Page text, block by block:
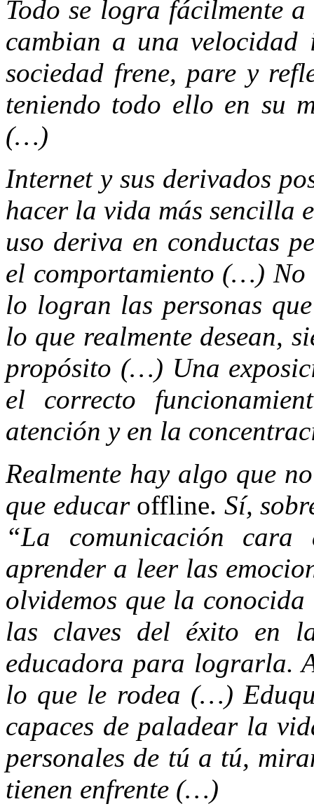
Todo se logra fácilmente
cambian a una velocidad
sociedad frene, pare y
teniendo todo ello en su
(…)
Internet y sus derivados
hacer la vida más sencilla
uso deriva en conductas
el comportamiento (…) No
lo logran las personas
lo que realmente desean,
propósito (…) Una
el correcto
atención y en la
Realmente hay algo que
que educar offline. Sí,
“La comunicación
aprender a leer las
olvidemos que la
las claves del éxito en
educadora para lograrla.
lo que le rodea (…)
capaces de paladear la
personales de tú a tú,
tienen enfrente (…)